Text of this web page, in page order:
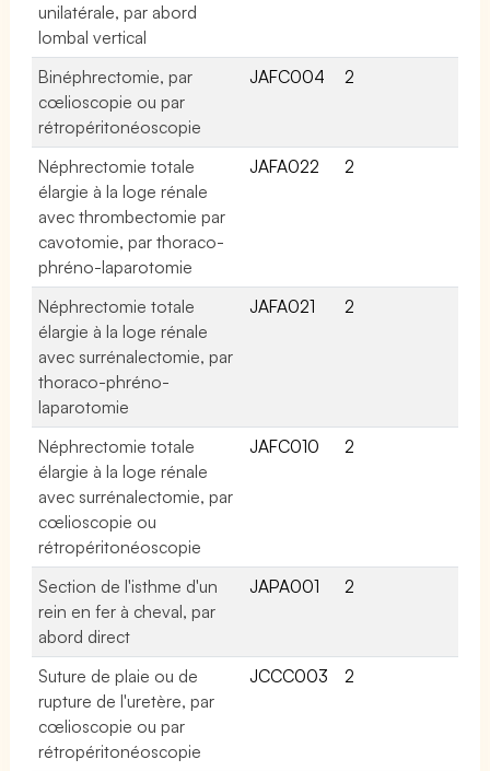
unilatérale, par abord
lombal vertical
Binéphrectomie, par
cœlioscopie ou par
rétropéritonéoscopie
JAFC004 2
Néphrectomie totale
élargie à la loge rénale
avec thrombectomie par
cavotomie, par thoraco-
phréno-laparotomie
JAFA022 2
Néphrectomie totale
élargie à la loge rénale
avec surrénalectomie, par
thoraco-phréno-
laparotomie
JAFA021 2
Néphrectomie totale
élargie à la loge rénale
avec surrénalectomie, par
cœlioscopie ou
rétropéritonéoscopie
JAFC010 2
Section de l'isthme d'un
rein en fer à cheval, par
abord direct
JAPA001 2
Suture de plaie ou de
rupture de l'uretère, par
cœlioscopie ou par
rétropéritonéoscopie
JCCC003 2